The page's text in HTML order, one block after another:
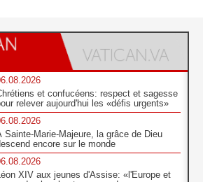
et confucéens: respect et sagesse
relever aujourd'hui les «défis urgents»
Sainte-Marie-Majeure, la grâce de Dieu
encore sur le monde
Léon XIV aux jeunes d'Assise: «l'Europe et